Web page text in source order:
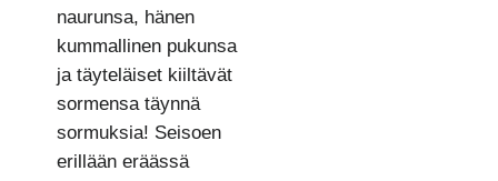
naurunsa, hänen
kummallinen pukunsa
ja täyteläiset kiiltävät
sormensa täynnä
sormuksia! Seisoen
erillään eräässä